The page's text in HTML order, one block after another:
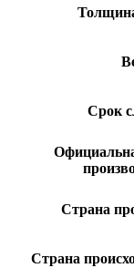
Срок
Страна
Страна